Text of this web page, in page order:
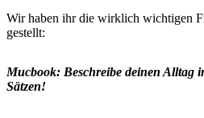
Wir haben ihr die wirklich wichtigen
gestellt:
Mucbook: Beschreibe deinen Alltag
Sätzen!